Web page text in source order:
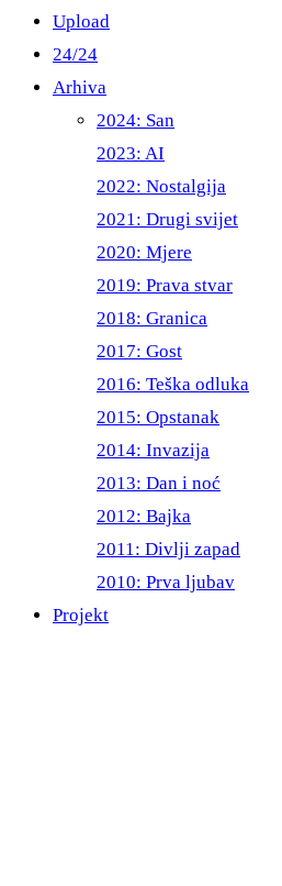
Upload
24/24
Arhiva
2024: San
2023: AI
2022: Nostalgija
2021: Drugi svijet
2020: Mjere
2019: Prava stvar
2018: Granica
2017: Gost
2016: Teška odluka
2015: Opstanak
2014: Invazija
2013: Dan i noć
2012: Bajka
2011: Divlji zapad
2010: Prva ljubav
Projekt